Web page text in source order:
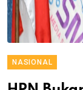
NASIONAL